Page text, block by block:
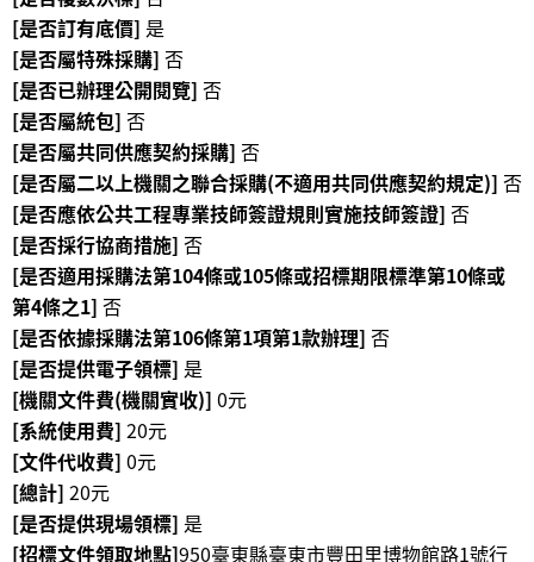
S
網
站
資
料
開
放
宣
告
隱
私
權
保
護
政
策
資
[是否訂有底價] 是
[是否屬特殊採購] 否
[是否已辦理公開閱覽] 否
[是否屬統包] 否
[是否屬共同供應契約採購] 否
[是否屬二以上機關之聯合採購(不適用共同供應契約規定)] 否
[是否應依公共工程專業技師簽證規則實施技師簽證] 否
[是否採行協商措施] 否
[是否適用採購法第104條或105條或招標期限標準第10條或
第4條之1] 否
[是否依據採購法第106條第1項第1款辦理] 否
[是否提供電子領標] 是
[機關文件費(機關實收)] 0元
[系統使用費] 20元
[文件代收費] 0元
[總計] 20元
[是否提供現場領標] 是
[招標文件領取地點]950臺東縣臺東市豐田里博物館路1號行